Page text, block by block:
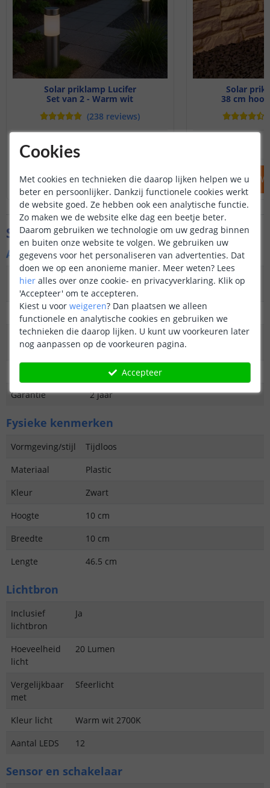
Solar priklamp Lucifer
Set van 2 - Warm wit
(238 reviews)
OP VOORRAAD
IN WINKELWAGEN
Solar
38 cm
IN
Specificaties
Algemene kenmerken
Type
buitenverlichting
Priklamp
Functie
Decoratief
Aantal lampen in
set
2
IP44 (Geschikt voor buiten)
Garantie
2 jaar
Fysieke kenmerken
Vormgeving/stijl
Tijdloos
Materiaal
Plastic
Kleur
Zwart
Hoogte
10 cm
Breedte
10 cm
Lengte
46.5 cm
Lichtbron
Inclusief
lichtbron
Ja
Hoeveelheid
licht
20 Lumen
Vergelijkbaar
met
Sfeerlicht
Kleur licht
Warm wit 2700K
Aantal LEDS
12
Sensor en schakelaar
Cookies
Met cookies en technieken die daarop lijken helpen we u
beter en persoonlijker. Dankzij functionele cookies werkt
de website goed. Ze hebben ook een analytische functie.
Zo maken we de website elke dag een beetje beter.
Daarom gebruiken we technologie om uw gedrag binnen
en buiten onze website te volgen. We gebruiken uw
gegevens voor het personaliseren van advertenties. Dat
doen we op een anonieme manier. Meer weten? Lees
hier alles over onze cookie- en privacyverklaring. Klik op
'Accepteer' om te accepteren.
Kiest u voor weigeren? Dan plaatsen we alleen
functionele en analytische cookies en gebruiken we
technieken die daarop lijken. U kunt uw voorkeuren later
nog aanpassen op de voorkeuren pagina.
Accepteer